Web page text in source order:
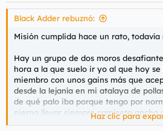
Black Adder rebuznó:
Misión cumplida hace un rato,
Hay un grupo de dos moros
hora a la que suelo ir yo al que hoy
miembro con unos gains más que
desde la lejanía en mi atalaya de
de qué palo iba porque tengo por
pierna llevar siempre camiseta ancha
nada distraiga de la sagrada misión
Haz clic para